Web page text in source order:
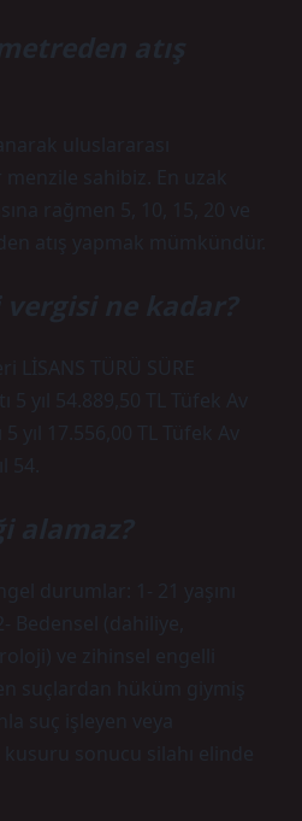
atış
uluslararası
sahibiz. En uzak
rağmen 5, 10, 15, 20 ve
atış yapmak mümkündür.
vergisi ne kadar?
LİSANS TÜRÜ SÜRE
5 yıl 54.889,50 TL Tüfek Av
yıl 17.556,00 TL Tüfek Av
alamaz?
durumlar: 1- 21 yaşını
Bedensel (dahiliye,
ve zihinsel engelli
suçlardan hüküm giymiş
suç işleyen veya
kusuru sonucu silahı elinde